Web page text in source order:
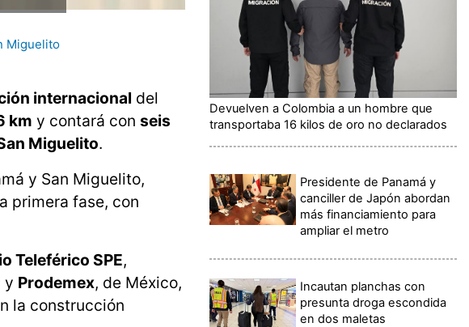
Miguelito
internacional del
km y contará con seis
Miguelito.
y San Miguelito,
primera fase, con
Teleférico SPE,
y Prodemex, de México,
la construcción
Devuelven a Colombia a un hombre que
transportaba 16 kilos de oro no declarados
Presidente de Panamá y
canciller de Japón abordan
más financiamiento para
ampliar el metro
Incautan planchas con
presunta droga escondida
en dos maletas